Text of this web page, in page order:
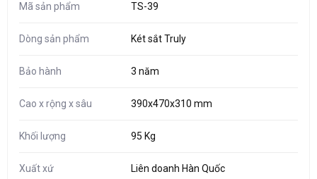
Mã sản phẩm TS-39
Dòng sản phẩm Két sắt Truly
Bảo hành 3 năm
Cao x rộng x sâu 390x470x310 mm
Khối lượng 95 Kg
Xuất xứ Liên doanh Hàn Quốc